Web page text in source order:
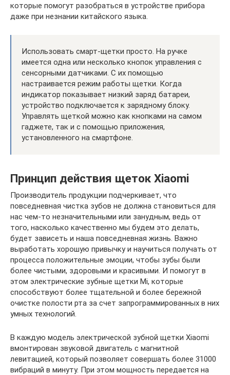
которые помогут разобраться в устройстве прибора
даже при незнании китайского языка.
Использовать смарт-щетки просто. На ручке
имеется одна или несколько кнопок управления с
сенсорными датчиками. С их помощью
настраивается режим работы щетки. Когда
индикатор показывает низкий заряд батареи,
устройство подключается к зарядному блоку.
Управлять щеткой можно как кнопками на самом
гаджете, так и с помощью приложения,
установленного на смартфоне.
Принцип действия щеток Xiaomi
Производитель продукции подчеркивает, что
повседневная чистка зубов не должна становиться для
нас чем-то незначительными или занудным, ведь от
того, насколько качественно мы будем это делать,
будет зависеть и наша повседневная жизнь. Важно
выработать хорошую привычку и научиться получать от
процесса положительные эмоции, чтобы зубы были
более чистыми, здоровыми и красивыми. И помогут в
этом электрические зубные щетки Mi, которые
способствуют более тщательной и более бережной
очистке полости рта за счет запрограммированных в них
умных технологий.
В каждую модель электрической зубной щетки Xiaomi
вмонтирован звуковой двигатель с магнитной
левитацией, который позволяет совершать более 31000
вибраций в минуту. При этом мощность передается на